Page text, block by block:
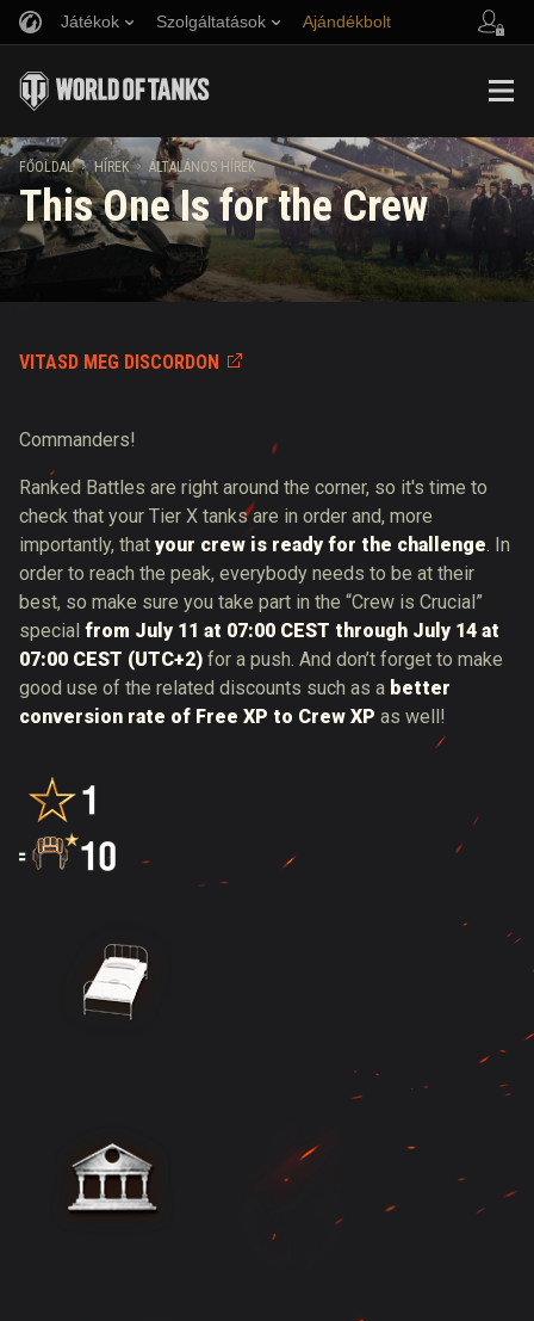
Játékok Szolgáltatások Ajándékbolt
Zene
Fair Play irányelvek
Wargaming.net játékközpont
Twitch Drops útmutató
Barát ajánlása
Discord
Mod Hub
Média
FŐOLDAL HÍREK ÁLTALÁNOS HÍREK
This One Is for the Crew
VITASD MEG DISCORDON
Commanders!
Ranked Battles are right around the corner, so it's time to
check that your Tier X tanks are in order and, more
importantly, that your crew is ready for the challenge. In
order to reach the peak, everybody needs to be at their
best, so make sure you take part in the “Crew is Crucial”
special from July 11 at 07:00 CEST through July 14 at
07:00 CEST (UTC+2) for a push. And don’t forget to make
good use of the related discounts such as a better
conversion rate of Free XP to Crew XP as well!